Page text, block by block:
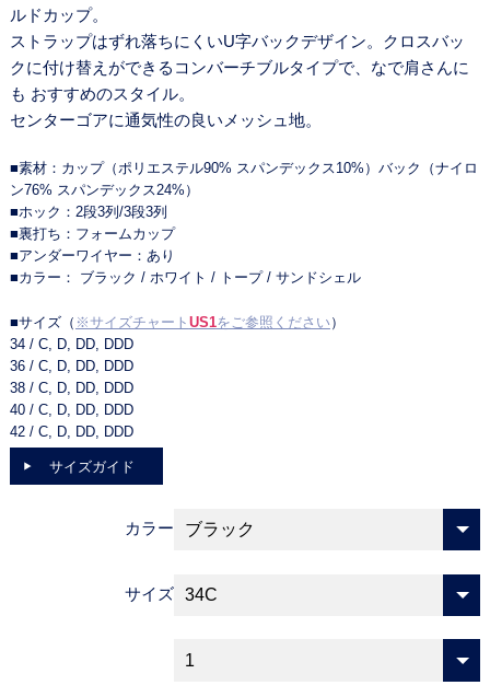
ルドカップ。
ストラップはずれ落ちにくいU字バックデザイン。クロスバッ
クに付け替えができるコンバーチブルタイプで、なで肩さんに
も おすすめのスタイル。
センターゴアに通気性の良いメッシュ地。
■素材：カップ（ポリエステル90% スパンデックス10%）バック（ナイロ
ン76% スパンデックス24%）
■ホック：2段3列/3段3列
■裏打ち：フォームカップ
■アンダーワイヤー：あり
■カラー： ブラック / ホワイト / トープ / サンドシェル
■サイズ（ ※サイズチャート US1をご参照ください）
34 / C, D, DD, DDD
36 / C, D, DD, DDD
38 / C, D, DD, DDD
40 / C, D, DD, DDD
42 / C, D, DD, DDD
サイズガイド
カラー
サイズ